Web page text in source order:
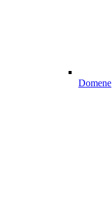
Domene